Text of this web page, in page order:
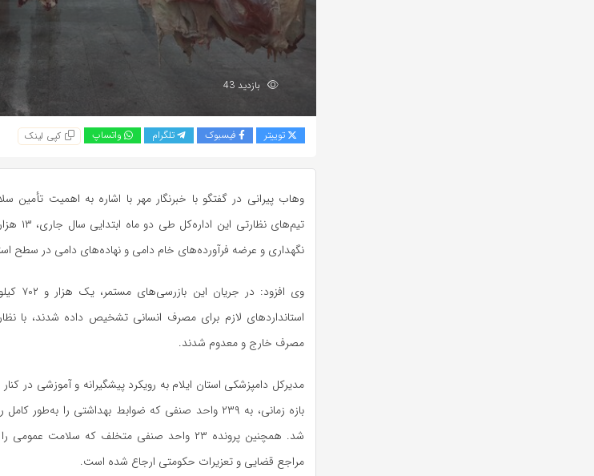
بازدید 43
توییتر فیسبوک تلگرام واتساپ کپی لینک
وهاب پیرانی در گفتگو با خبرنگار مهر با اشاره به اهمیت تأمین
نگهداری و عرضه فرآورده‌های خام دامی و نهاده‌های دامی در سطح
وی
استانداردهای لازم برای مصرف انسانی تشخیص داده شدند، با
مصرف خارج و معدوم شدند.
مدیرکل دامپزشکی استان ایلام به رویکرد پیشگیرانه و آموزشی در
بازه زمانی، به ۲۳۹ واحد صنفی که ضوابط بهداشتی را
شد. همچنین پرونده ۲۳ واحد صنفی متخلف که
مراجع قضایی و تعزیرات حکومتی ارجاع شده است.